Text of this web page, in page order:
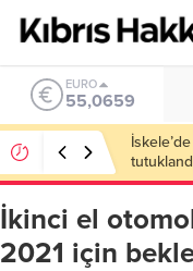
ALTIN
6.521,17
El Nino
Daha
İkinci el
2021 için